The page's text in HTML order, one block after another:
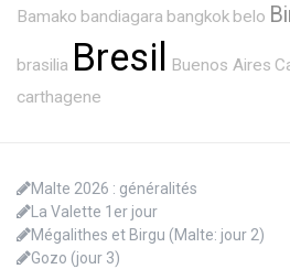
Bamako bandiagara bangkok belo
brasilia Bresil Buenos Aires
carthagene
Malte 2026 : généralités
La Valette 1er jour
Mégalithes et Birgu (Malte: jour 2)
Gozo (jour 3)